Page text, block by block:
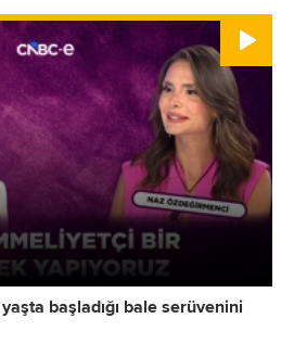
başladığı bale serüvenini